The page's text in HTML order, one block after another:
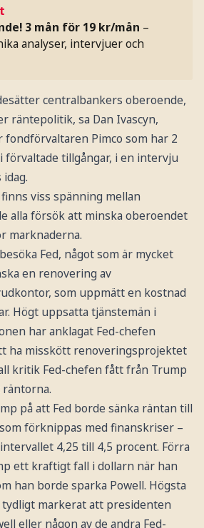
3 mån för 19 kr/mån –
analyser, intervjuer och
centralbankers oberoende,
räntepolitik, sa Dan Ivascyn,
Pimco som har 2
förvaltade tillgångar, i en intervju
viss spänning mellan
alla försök att minska oberoendet
marknaderna.
Fed, något som är mycket
en renovering av
som uppmätt en kostnad
Högt uppsatta tjänstemän i
har anklagat Fed-chefen
ha misskött renoveringsprojektet
kritik Fed-chefen fått från Trump
på att Fed borde sänka räntan till
förknippas med finanskriser –
4,25 till 4,5 procent. Förra
ett kraftigt fall i dollarn när han
han borde sparka Powell. Högsta
markerat att presidenten
eller någon av de andra Fed-